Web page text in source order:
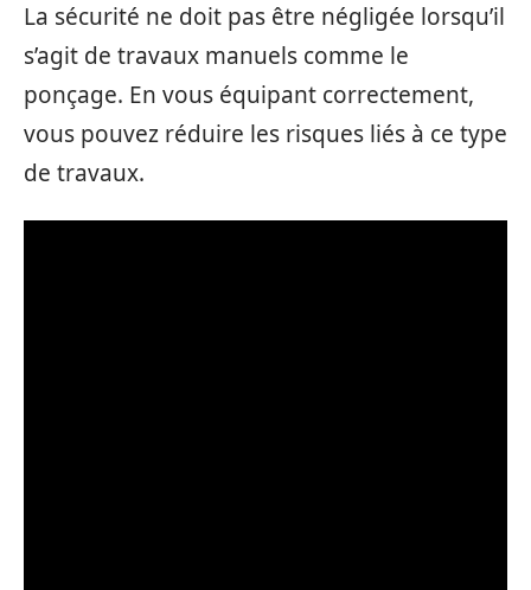
La sécurité ne doit pas être négligée lorsqu’il
s’agit de travaux manuels comme le
ponçage. En vous équipant correctement,
vous pouvez réduire les risques liés à ce type
de travaux.